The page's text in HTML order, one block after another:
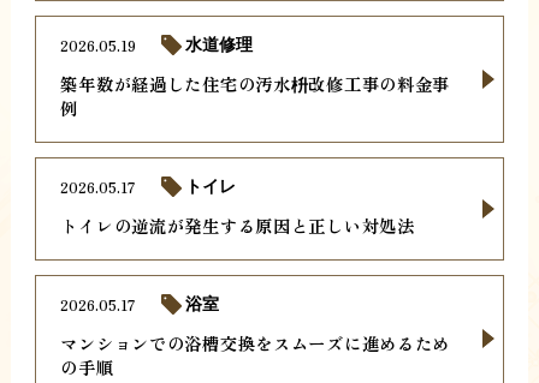
築年数が経過した住宅の汚水枡改修工事の料金事
例
2026.05.19 水道修理
トイレの逆流が発生する原因と正しい対処法
2026.05.17 トイレ
マンションでの浴槽交換をスムーズに進めるため
の手順
2026.05.17 浴室